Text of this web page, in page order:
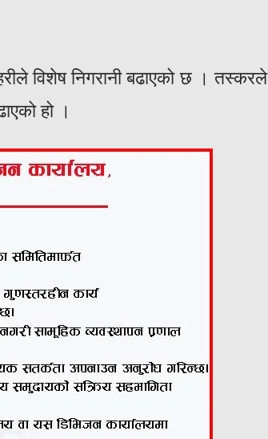
विशेष निगरानी बढाएको छ । तस्करले
हो ।